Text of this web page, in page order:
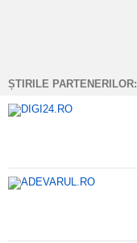
ȘTIRILE PARTENERILOR: